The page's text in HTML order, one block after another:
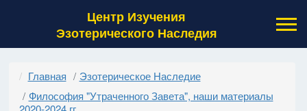
Центр Изучения
Эзотерического Наследия
Главная
Эзотерическое Наследие
Философия "Утраченного Завета", наши материалы